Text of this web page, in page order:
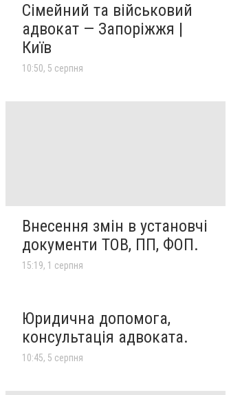
Сімейний та військовий
адвокат — Запоріжжя |
Київ
10:50, 5 серпня
Внесення змін в установчі
документи ТОВ, ПП, ФОП.
15:19, 1 серпня
Юридична допомога,
консультація адвоката.
10:45, 5 серпня